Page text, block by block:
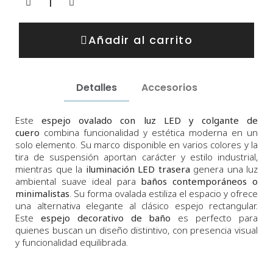
Añadir al carrito
Detalles Accesorios
Esteespejo ovalado con luz LED y colgante de
cuero combina funcionalidad y estética moderna en un
solo elemento. Su marco disponible en varios colores y la
tira de suspensión aportan carácter y estilo industrial,
mientras que la iluminación LED trasera genera una luz
ambiental suave ideal para baños contemporáneos o
minimalistas . Su forma ovalada estiliza el espacio y ofrece
una alternativa elegante al clásico espejo rectangular.
Este espejo decorativo de baño es perfecto para
quienes buscan un diseño distintivo, con presencia visual
y funcionalidad equilibrada.